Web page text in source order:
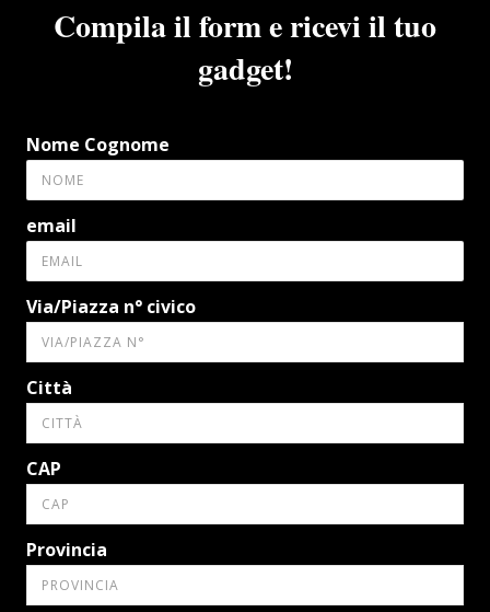
Compila il form e ricevi il tuo
gadget!
Nome Cognome
email
Via/Piazza n° civico
Città
CAP
Provincia